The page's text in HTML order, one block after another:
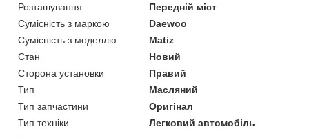
Розташування
Передній міст
Сумісність з маркою
Daewoo
Сумісність з моделлю
Matiz
Стан
Новий
Сторона установки
Правий
Тип
Масляний
Тип запчастини
Оригінал
Тип техніки
Легковий автомобіль